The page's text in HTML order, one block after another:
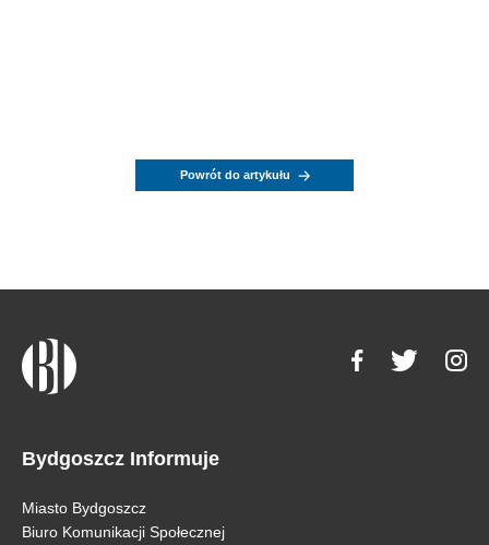
Powrót do artykułu
Bydgoszcz Informuje
Miasto Bydgoszcz
Biuro Komunikacji Społecznej